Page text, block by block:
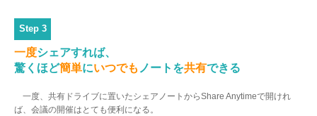
Step 3
一度シェアすれば、
驚くほど簡単にいつでも ノートを共有できる
一度、共有ドライブに置いたシェアノートからShare Anytimeで開けれ
ば、会議の開催はとても便利になる。